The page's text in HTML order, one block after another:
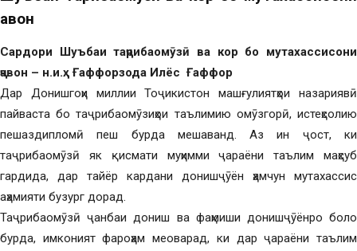
ҷавон
Сардори Шуъбаи таҷрибаомӯзӣ ва кор бо мутахассисони
ҷавон – н.и.ҳ Ғаффорзода Илёс Ғаффор
Дар Донишгоҳи миллии Тоҷикистон машғулиятҳои назариявӣ
пайваста бо таҷрибаомӯзиҳои таълимию омӯзгорӣ, истеҳсолию
пешаздипломӣ пеш бурда мешаванд. Аз ин ҷост, ки
таҷрибаомӯзӣ як қисмати муҳимми ҷараёни таълим маҳсуб
гардида, дар тайёр кардани донишҷӯён ҳамчун мутахассис
аҳамияти бузург дорад.
Таҷрибаомӯзӣ ҷанбаи дониш ва фаҳмиши донишҷӯёнро боло
бурда, имконият фароҳам меоварад, ки дар ҷараёни таълим